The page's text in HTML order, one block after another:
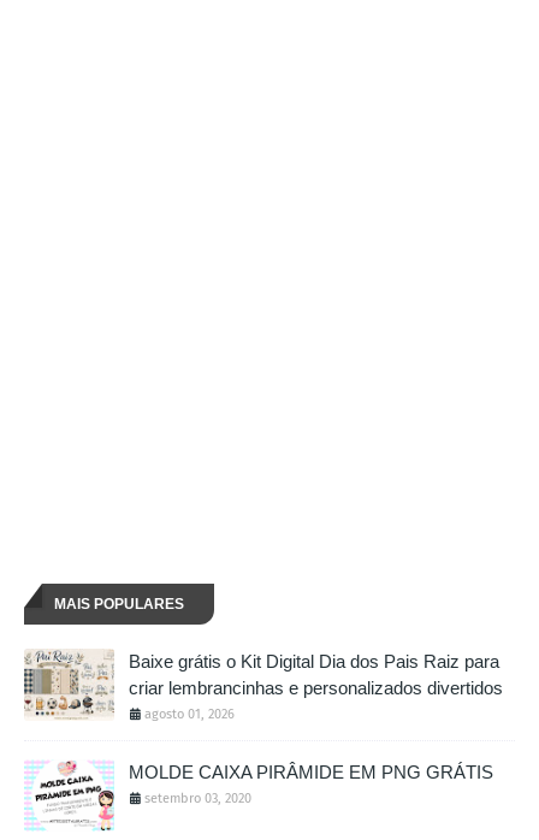
MAIS POPULARES
Baixe grátis o Kit Digital Dia dos Pais Raiz para
criar lembrancinhas e personalizados divertidos
agosto 01, 2026
MOLDE CAIXA PIRÂMIDE EM PNG GRÁTIS
setembro 03, 2020